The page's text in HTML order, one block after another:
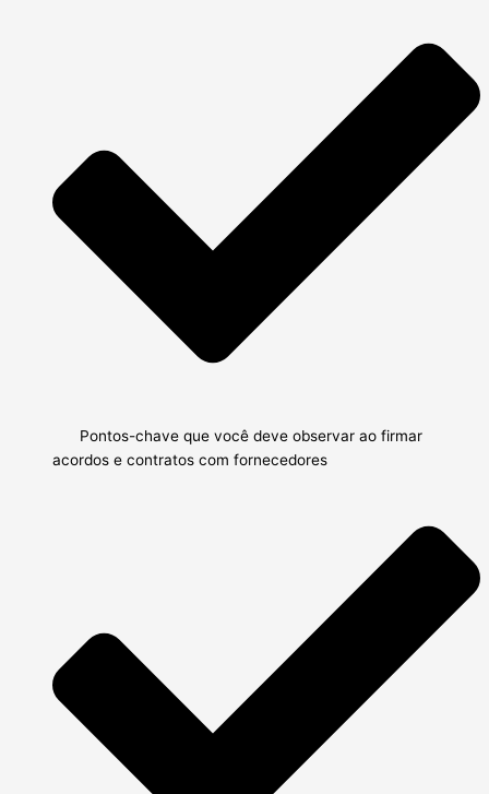
Pontos-chave que você deve observar ao firmar
acordos e contratos com fornecedores